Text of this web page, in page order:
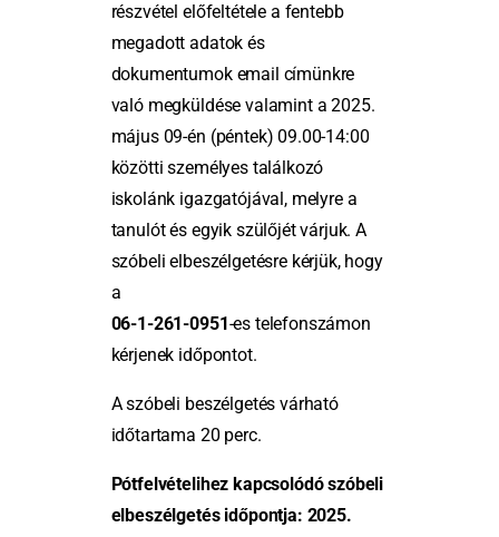
részvétel előfeltétele a fentebb
megadott adatok és
dokumentumok email címünkre
való megküldése valamint a 2025.
május 09-én (péntek) 09.00-14:00
közötti személyes találkozó
iskolánk igazgatójával, melyre a
tanulót és egyik szülőjét várjuk. A
szóbeli elbeszélgetésre kérjük, hogy
a
06-1-261-0951-es telefonszámon
kérjenek időpontot.
A szóbeli beszélgetés várható
időtartama 20 perc.
Pótfelvételihez kapcsolódó szóbeli
elbeszélgetés időpontja: 2025.